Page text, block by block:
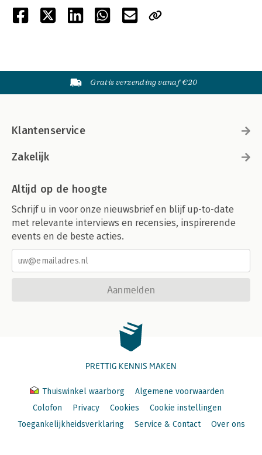
Gratis verzending vanaf €20
Klantenservice
Zakelijk
Altijd op de hoogte
Schrijf u in voor onze nieuwsbrief en blijf up-to-date
met relevante interviews en recensies, inspirerende
events en de beste acties.
Aanmelden
PRETTIG KENNIS MAKEN
Thuiswinkel waarborg
Algemene voorwaarden
Colofon
Privacy Cookies
Cookie instellingen
Toegankelijkheidsverklaring
Service & Contact Over ons